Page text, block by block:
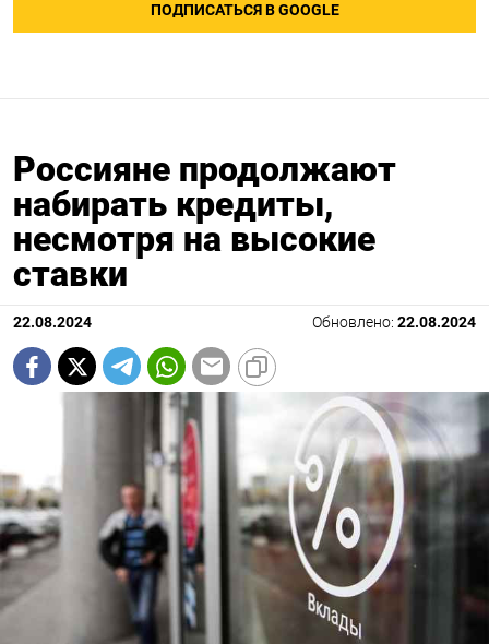
ПОДПИСАТЬСЯ В GOOGLE
Россияне продолжают
набирать кредиты,
несмотря на высокие
ставки
22.08.2024 Обновлено: 22.08.2024